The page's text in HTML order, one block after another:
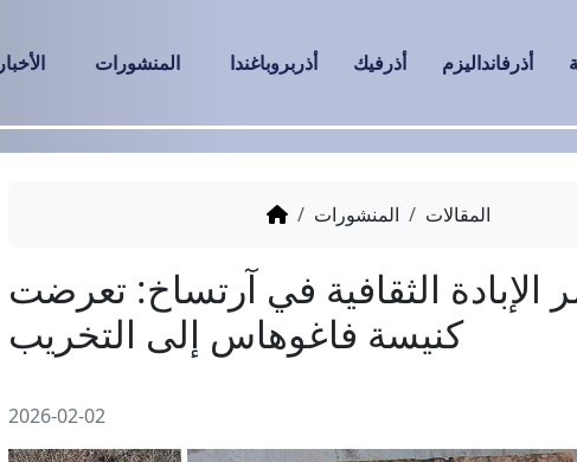
الأخبار المنشورات أذربروباغندا أذرفيك أذرفانداليزم
المنشورات المقالات
في آرتساخ: تعرضت
2026-02-02